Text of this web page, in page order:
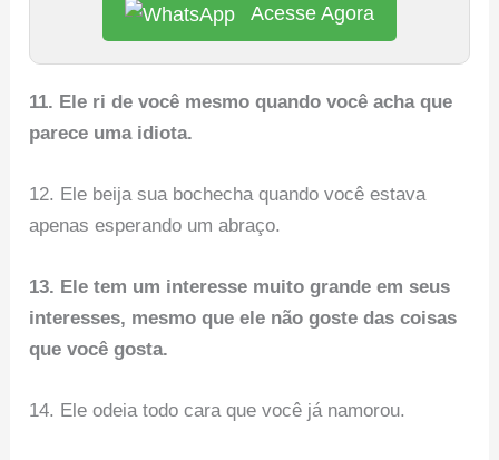
Acesse Agora
11. Ele ri de você mesmo quando você acha que
parece uma idiota.
12. Ele beija sua bochecha quando você estava
apenas esperando um abraço.
13. Ele tem um interesse muito grande em seus
interesses, mesmo que ele não goste das coisas
que você gosta.
14. Ele odeia todo cara que você já namorou.